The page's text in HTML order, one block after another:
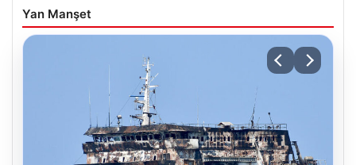
Yan Manşet